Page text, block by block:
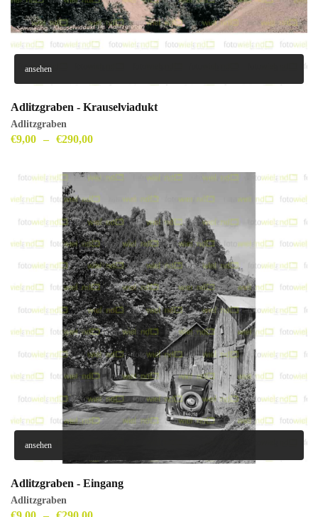
ansehen
Adlitzgraben - Krauselviadukt
Adlitzgraben
€9,00 – €290,00
ansehen
Adlitzgraben - Eingang
Adlitzgraben